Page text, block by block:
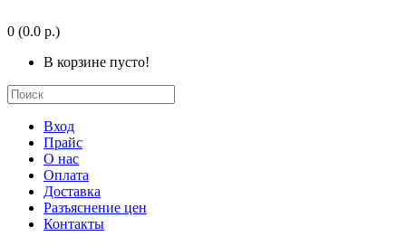
0 (0.0 р.)
В корзине пусто!
Вход
Прайс
О нас
Оплата
Доставка
Разъяснение цен
Контакты